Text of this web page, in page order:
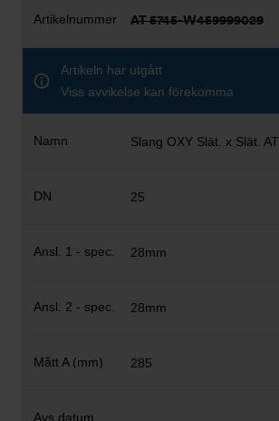
AT 5745-W459999029
Artikeln har utgått
Viss avvikelse kan förekomma
Slang OXY Slät. x Slät. AT
25
28mm
28mm
285